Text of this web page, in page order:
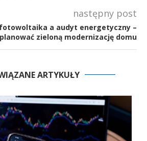
następny post
fotowoltaika a audyt energetyczny –
zieloną modernizację domu
ARTYKUŁY